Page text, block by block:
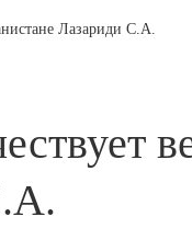
Лазариди С.А.